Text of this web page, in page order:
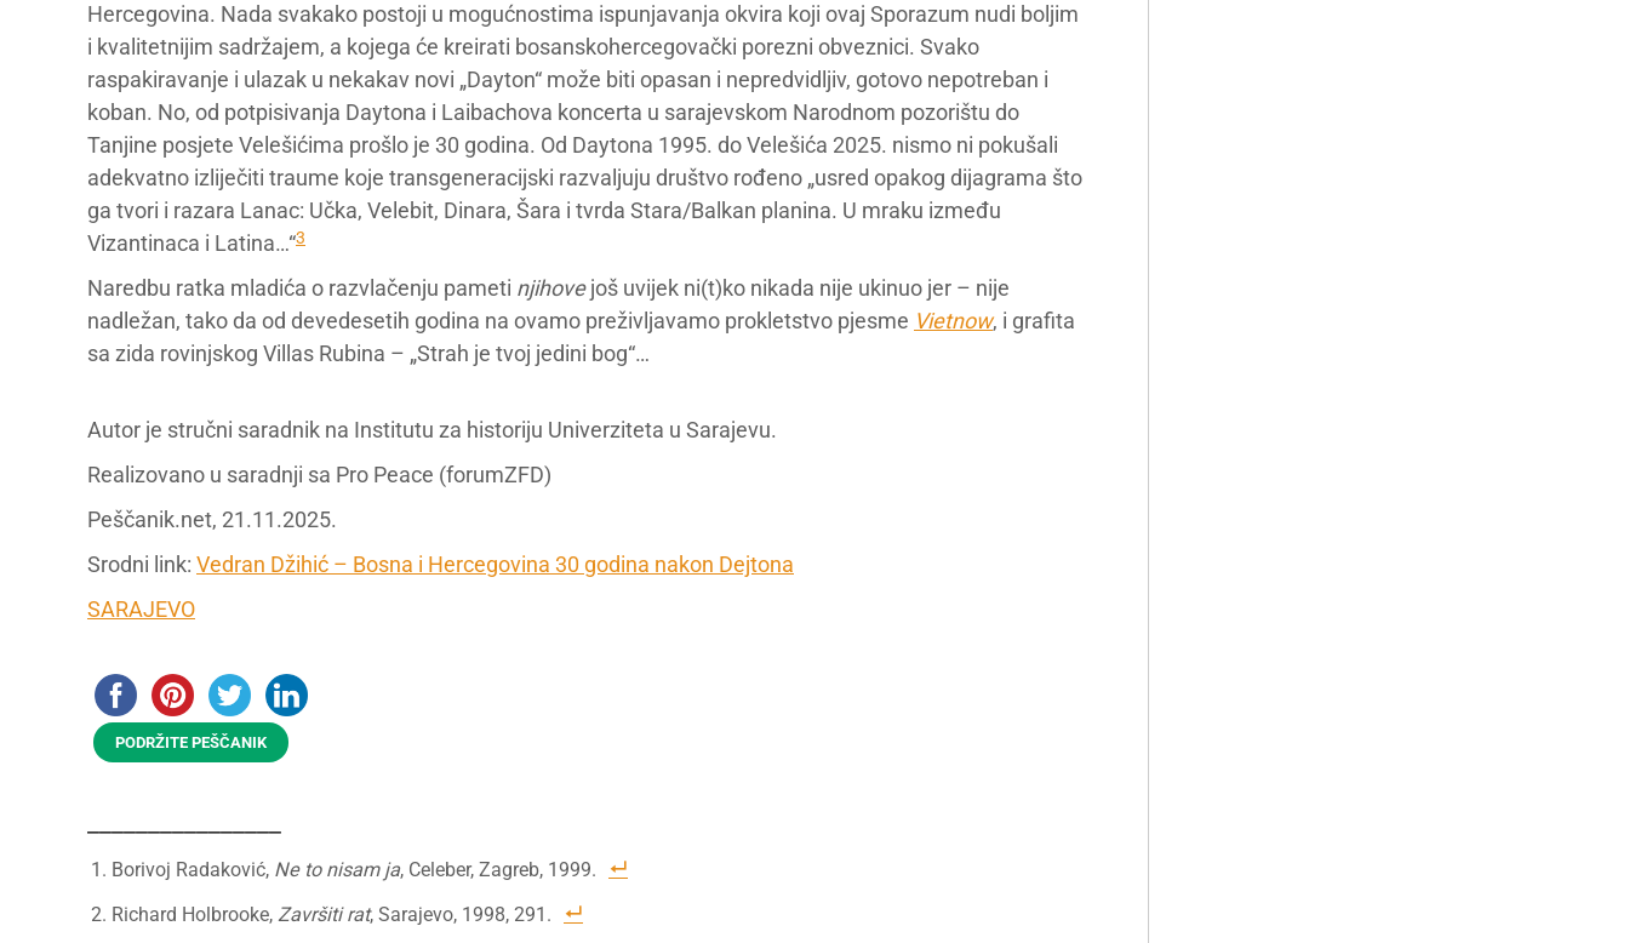
Hercegovina. Nada svakako postoji u mogućnostima ispunjavanja okvira koji ovaj Sporazum nudi boljim
i kvalitetnijim sadržajem, a kojega će kreirati bosanskohercegovački porezni obveznici. Svako
raspakiravanje i ulazak u nekakav novi „Dayton“ može biti opasan i nepredvidljiv, gotovo nepotreban i
koban. No, od potpisivanja Daytona i Laibachova koncerta u sarajevskom Narodnom pozorištu do
Tanjine posjete Velešićima prošlo je 30 godina. Od Daytona 1995. do Velešića 2025. nismo ni pokušali
adekvatno izliječiti traume koje transgeneracijski razvaljuju društvo rođeno „usred opakog dijagrama što
ga tvori i razara Lanac: Učka, Velebit, Dinara, Šara i tvrda Stara/Balkan planina. U mraku između
Vizantinaca i Latina…“3
Naredbu ratka mladića o razvlačenju pameti njihovejoš uvijek ni(t)ko nikada nije ukinuo jer – nije
nadležan, tako da od devedesetih godina na ovamo preživljavamo prokletstvo pjesme Vietnow, i grafita
sa zida rovinjskog Villas Rubina – „Strah je tvoj jedini bog“…
Autor je stručni saradnik na Institutu za historiju Univerziteta u Sarajevu.
Realizovano u saradnji sa Pro Peace (forumZFD)
Peščanik.net, 21.11.2025.
Srodni link: Vedran Džihić – Bosna i Hercegovina 30 godina nakon Dejtona
SARAJEVO
PODRŽITE PEŠČANIK
Borivoj Radaković, Ne to nisam ja, Celeber, Zagreb, 1999.
Richard Holbrooke, Završiti rat, Sarajevo, 1998, 291.